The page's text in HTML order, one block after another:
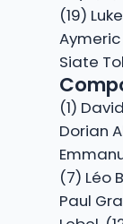
(19)
Aymeric
Siate
(1)
Dorian
(7) Léo
Paul